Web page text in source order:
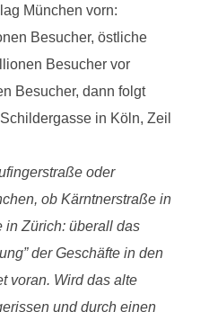
München vorn:
Besucher, östliche
Besucher vor
Besucher, dann folgt
in Köln, Zeil
oder
ob Kärntnerstraße in
in Zürich: überall das
der Geschäfte in den
voran. Wird das alte
und durch einen